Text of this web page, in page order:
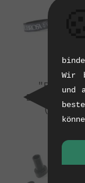
(03/
0.1 kg
Wir
und